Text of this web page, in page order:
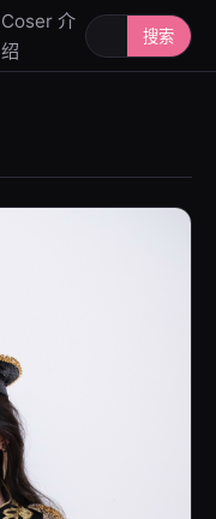
Coser 介
绍
搜索人物或写
搜索